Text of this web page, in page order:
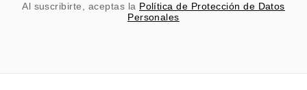
Al suscribirte, aceptas la Política de Protección de Datos
Personales